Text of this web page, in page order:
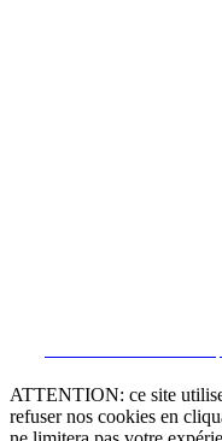
ATTENTION: ce site
refuser nos cookies en